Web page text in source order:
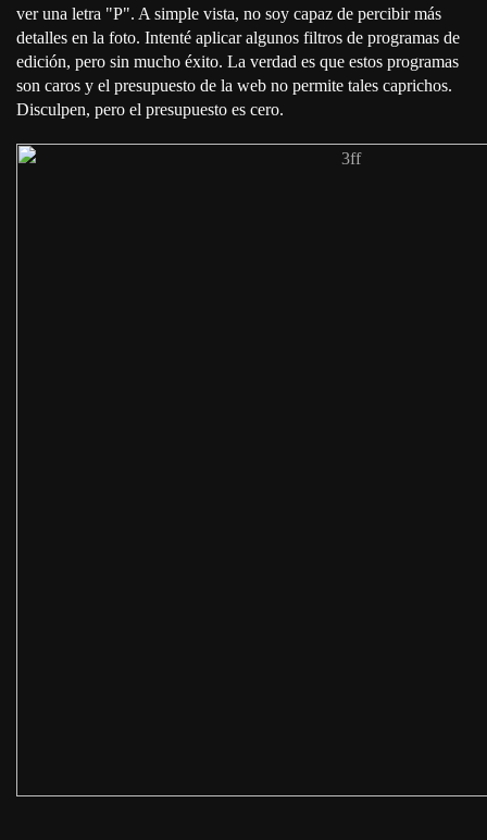
ver una letra "P". A simple vista, no soy capaz de percibir más
detalles en la foto. Intenté aplicar algunos filtros de programas de
edición, pero sin mucho éxito. La verdad es que estos programas
son caros y el presupuesto de la web no permite tales caprichos.
Disculpen, pero el presupuesto es cero.